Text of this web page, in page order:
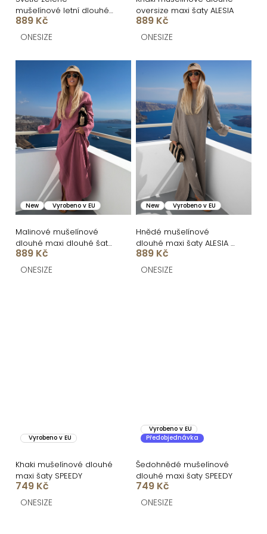
k
ů
mušelínové letní dlouhé
maxi šaty ALESIA
889 Kč
ONESIZE
oversize maxi šaty ALESIA
889 Kč
ONESIZE
New Vyrobeno v EU
Malinové mušelínové
dlouhé maxi dlouhé šaty
ALESIA
889 Kč
ONESIZE
New Vyrobeno v EU
Hnědé mušelínové
dlouhé maxi šaty ALESIA s
dlouhým rukávem
889 Kč
ONESIZE
Vyrobeno v EU
Khaki mušelínové dlouhé
maxi šaty SPEEDY
749 Kč
ONESIZE
Vyrobeno v EU
Předobjednávka
Šedohnědé mušelínové
dlouhé maxi šaty SPEEDY
749 Kč
ONESIZE